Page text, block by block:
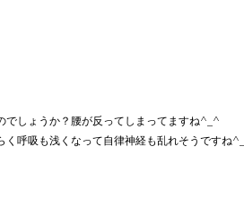
でしょうか？腰が反ってしまってますね^_^
く呼吸も浅くなって自律神経も乱れそうですね